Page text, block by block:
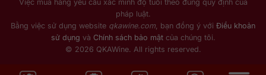
Việc mua hàng yêu cầu xác minh độ tuổi theo đúng quy định của
pháp luật.
Bằng việc sử dụng website qkawine.com , bạn đồng ý với Điều khoản
sử dụng và Chính sách bảo mậtcủa chúng tôi.
© 2026 QKAWine. All rights reserved.